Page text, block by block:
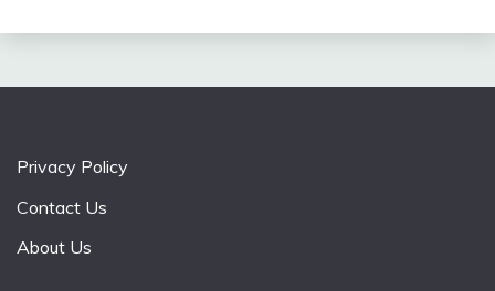
Privacy Policy
Contact Us
About Us